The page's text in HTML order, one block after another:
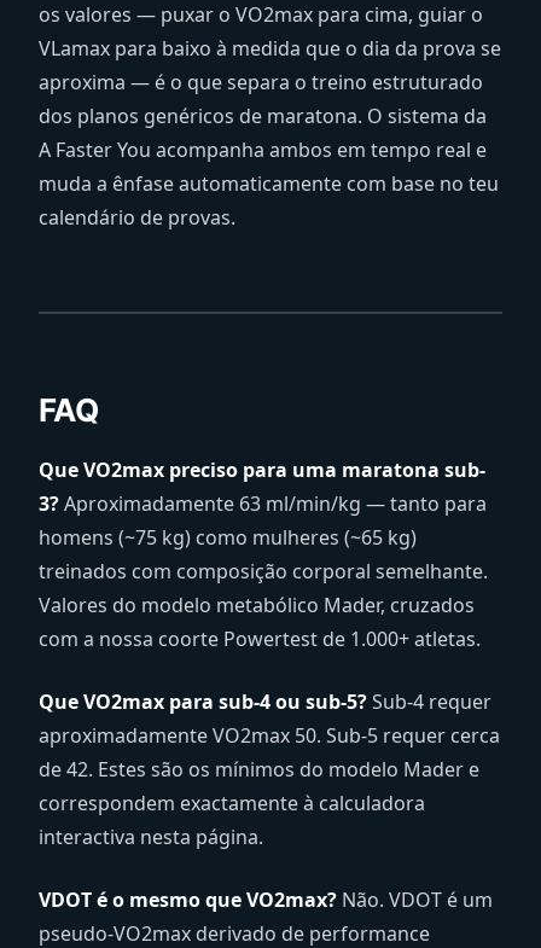
os valores — puxar o VO2max para cima, guiar o
VLamax para baixo à medida que o dia da prova se
aproxima — é o que separa o treino estruturado
dos planos genéricos de maratona. O sistema da
A Faster You acompanha ambos em tempo real e
muda a ênfase automaticamente com base no teu
calendário de provas.
FAQ
Que VO2max preciso para uma maratona sub-
3?Aproximadamente 63 ml/min/kg — tanto para
homens (~75 kg) como mulheres (~65 kg)
treinados com composição corporal semelhante.
Valores do modelo metabólico Mader, cruzados
com a nossa coorte Powertest de 1.000+ atletas.
Que VO2max para sub-4 ou sub-5?Sub-4 requer
aproximadamente VO2max 50. Sub-5 requer cerca
de 42. Estes são os mínimos do modelo Mader e
correspondem exactamente à calculadora
interactiva nesta página.
VDOT é o mesmo que VO2max? Não. VDOT é um
pseudo-VO2max derivado de performance